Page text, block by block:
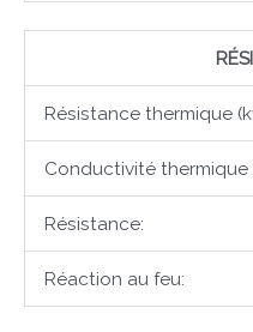
Résistance thermique
Conductivité thermique
Résistance:
Réaction au feu: